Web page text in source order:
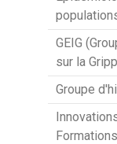
GEIG
sur la
Groupe
Formations